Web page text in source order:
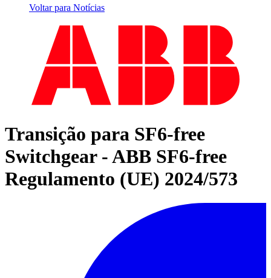
Voltar para Notícias
Transição para SF6-free
Switchgear - ABB SF6-free
Regulamento (UE) 2024/573